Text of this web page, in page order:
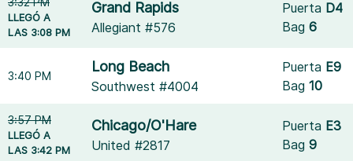
LLEGÓ A
LAS 3:08 PM
Grand Rapids
Allegiant #576
Puerta D4
Bag6
3:40 PM
Long Beach
Southwest #4004
Puerta E9
Bag10
3:57 PM
LLEGÓ A
LAS 3:42 PM
Chicago/O'Hare
United #2817
Puerta E3
Bag9